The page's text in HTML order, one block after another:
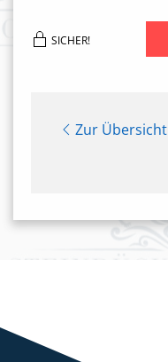
SICHER!
Zur Übersicht